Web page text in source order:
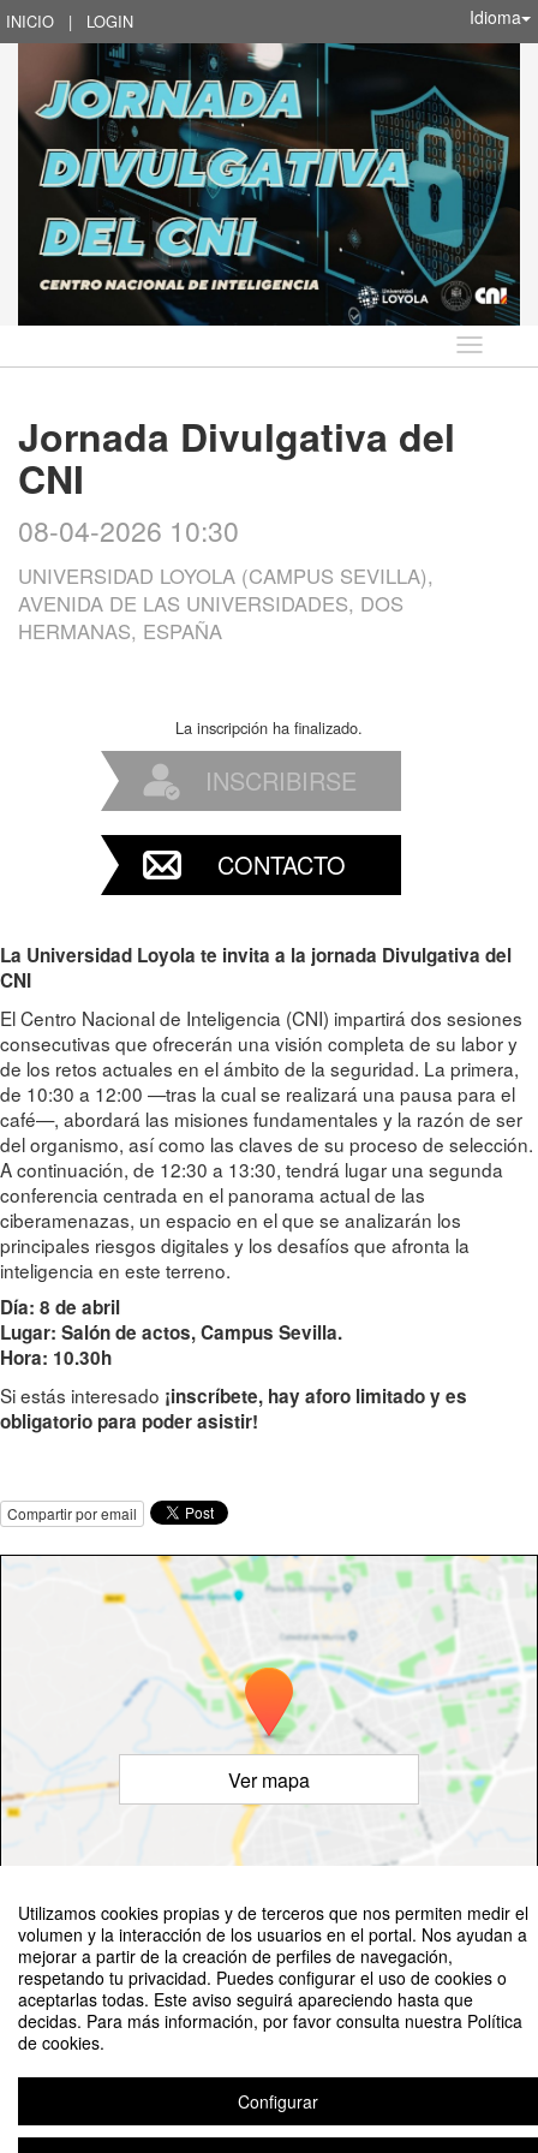
Utilizamos cookies propias y de terceros que nos permiten medir el
volumen y la interacción de los usuarios en el portal. Nos ayudan a
mejorar a partir de la creación de perfiles de navegación,
respetando tu privacidad. Puedes configurar el uso de cookies o
aceptarlas todas. Este aviso seguirá apareciendo hasta que
decidas. Para más información, por favor consulta nuestra Política
de cookies.
Configurar
INICIO | LOGIN Idioma
Idioma
Jornada Divulgativa del
CNI
08-04-2026 10:30
UNIVERSIDAD LOYOLA (CAMPUS SEVILLA),
AVENIDA DE LAS UNIVERSIDADES, DOS
HERMANAS, ESPAÑA
La inscripción ha finalizado.
INSCRIBIRSE
CONTACTO
La Universidad Loyola te invita a la jornada Divulgativa del
CNI
El Centro Nacional de Inteligencia (CNI) impartirá dos sesiones
consecutivas que ofrecerán una visión completa de su labor y
de los retos actuales en el ámbito de la seguridad. La primera,
de 10:30 a 12:00 —tras la cual se realizará una pausa para el
café—, abordará las misiones fundamentales y la razón de ser
del organismo, así como las claves de su proceso de selección.
A continuación, de 12:30 a 13:30, tendrá lugar una segunda
conferencia centrada en el panorama actual de las
ciberamenazas, un espacio en el que se analizarán los
principales riesgos digitales y los desafíos que afronta la
inteligencia en este terreno.
Día: 8 de abril
Lugar: Salón de actos, Campus Sevilla.
Hora: 10.30h
Si estás interesado ¡inscríbete, hay aforo limitado y es
obligatorio para poder asistir!
Compartir por email
Ver mapa
OpenStreetMap Contributors
Aviso legal|Contacto
Plataforma de organización de eventos Symposium